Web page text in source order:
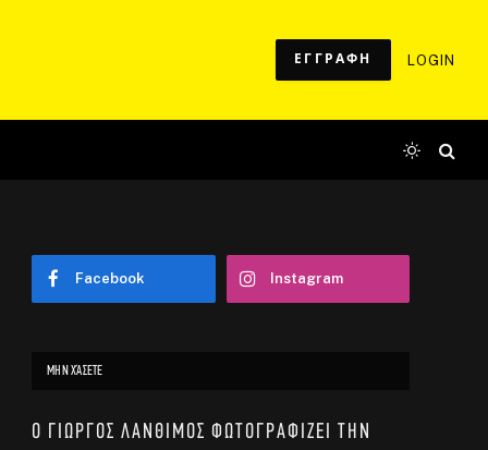
ΕΓΓΡΑΦΗ LOGIN
Facebook Instagram
ΜΗΝ ΧΆΣΕΤΕ
Ο Γιώργος Λάνθιμος φωτογραφίζει την